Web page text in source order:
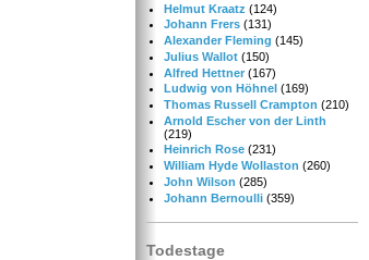
Helmut Kraatz (124)
Johann Frers (131)
Alexander Fleming (145)
Julius Wallot (150)
Alfred Hettner (167)
Ludwig von Höhnel (169)
Thomas Russell Crampton (210)
Arnold Escher von der Linth
(219)
Heinrich Rose (231)
William Hyde Wollaston (260)
John Wilson (285)
Johann Bernoulli (359)
Todestage